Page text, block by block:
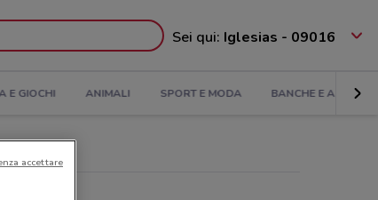
Sei qui: Iglesias - 09016
E GIOCHI ANIMALI SPORT E MODA BANCHE E
accettare